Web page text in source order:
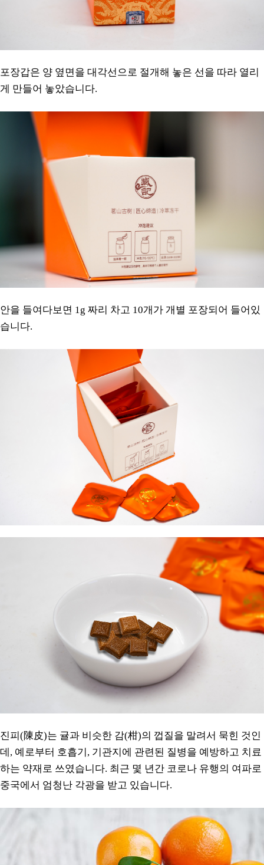
포장갑은 양 옆면을 대각선으로 절개해 놓은 선을 따라 열리
게 만들어 놓았습니다.
안을 들여다보면 1g 짜리 차고 10개가 개별 포장되어 들어있
습니다.
진피(陳皮)는 귤과 비슷한 감(柑)의 껍질을 말려서 묵힌 것인
데, 예로부터 호흡기, 기관지에 관련된 질병을 예방하고 치료
하는 약재로 쓰였습니다. 최근 몇 년간 코로나 유행의 여파로
중국에서 엄청난 각광을 받고 있습니다.